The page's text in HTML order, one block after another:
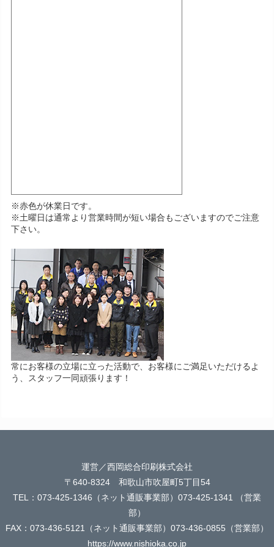
※赤色が休業日です。
※土曜日は通常より営業時間が短い場合もございますのでご注意
下さい。
常にお客様の立場に立った活動で、お客様にご満足いただけるよ
う、スタッフ一同頑張ります！
運営／西岡総合印刷株式会社
〒640-8324 和歌山市吹屋町5丁目54
TEL：073-425-1346（ネット通販事業部）073-425-1341 （営業
部）
FAX：073-436-5121（ネット通販事業部）073-436-0855（営業部）
https://www.nishioka.co.jp